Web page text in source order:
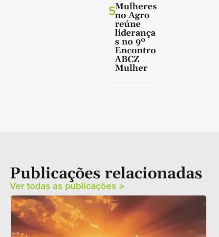
5Mulheres
no Agro
reúne
liderança
s no 9º
Encontro
ABCZ
Mulher
Publicações relacionadas
Ver todas as publicações >